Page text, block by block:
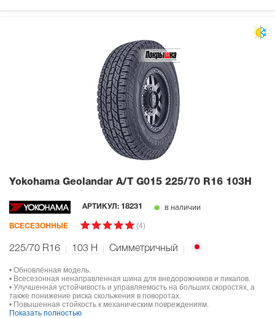
Yokohama Geolandar A/T G015 225/70 R16 103H
АРТИКУЛ: 18231 в наличии
ВСЕСЕЗОННЫЕ (4)
225/70 R16 103 H Симметричный
• Обновлённая модель.
• Всесезонная ненаправленная шина для внедорожников и пикапов.
• Улучшенная устойчивость и управляемость на больших скоростях, а
также понижение риска скольжения в поворотах.
• Повышенная стойкость к механическим повреждениям.
Показать полностью